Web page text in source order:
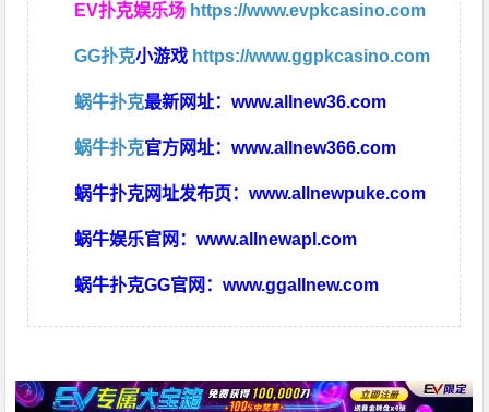
EV扑克娱乐场 https://www.evpkcasino.com
GG扑克小游戏 https://www.ggpkcasino.com
蜗牛扑克最新网址：www.allnew36.com
蜗牛扑克官方网址：www.allnew366.com
蜗牛扑克网址发布页：www.allnewpuke.com
蜗牛娱乐官网：www.allnewapl.com
蜗牛扑克GG官网：www.ggallnew.com